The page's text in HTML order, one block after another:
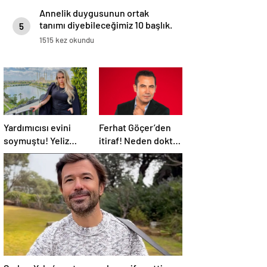
5
Annelik duygusunun ortak
tanımı diyebileceğimiz 10 başlık.
1515 kez okundu
Yardımıcısı evini
soymuştu! Yeliz
Yeşilmen isyan etti
Ferhat Göçer’den
itiraf! Neden doktor
olduğunu açıkladı